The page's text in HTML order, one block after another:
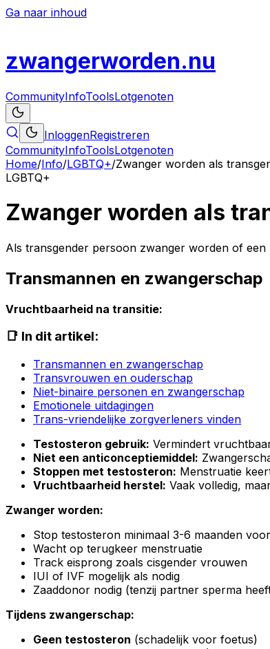
Ga naar inhoud
zwangerworden.nu
CommunityInfoToolsLotgenoten
InloggenRegistreren
CommunityInfoToolsLotgenoten
Home/Info/LGBTQ+/Zwanger worden als
LGBTQ+
Zwanger worden als
Als transgender persoon zwanger worden of
Transmannen en zwangerschap
Vruchtbaarheid na transitie:
📑 In dit artikel:
Transmannen en zwangerschap
Transvrouwen en ouderschap
Niet-binaire personen en zwangerschap
Emotionele uitdagingen
Trans-vriendelijke zorgverleners vinden
Testosteron gebruik: Vermindert
Niet een anticonceptiemiddel:
Stoppen met testosteron: Menstruatie
Vruchtbaarheid herstel: Vaak volledig,
Zwanger worden:
Stop testosteron minimaal 3-6 maanden
Wacht op terugkeer menstruatie
Track eisprong zoals cisgender vrouwen
IUI of IVF mogelijk als nodig
Zaaddonor nodig (tenzij partner sperma
Tijdens zwangerschap:
Geen testosteron (schadelijk voor foetus)